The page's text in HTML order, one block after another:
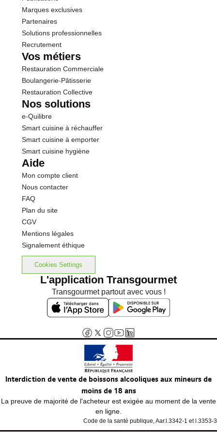
Marques exclusives
Partenaires
Solutions professionnelles
Recrutement
Vos métiers
Restauration Commerciale
Boulangerie-Pâtisserie
Restauration Collective
Nos solutions
e-Quilibre
Smart cuisine à réchauffer
Smart cuisine à emporter
Smart cuisine hygiène
Aide
Mon compte client
Nous contacter
FAQ
Plan du site
CGV
Mentions légales
Signalement éthique
Cookies Settings
L'application Transgourmet
Transgourmet partout avec vous !
Interdiction de vente de boissons alcooliques aux mineurs de
moins de 18 ans
La preuve de majorité de l'acheteur est exigée au moment de la vente
en ligne.
Code de la santé publique, Aar.l.3342-1 et l.3353-3